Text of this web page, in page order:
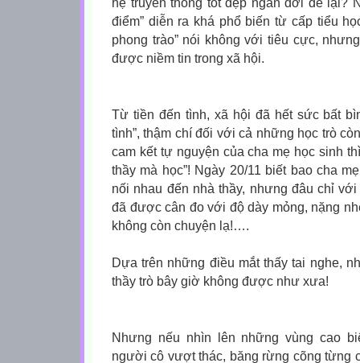
hệ truyền thống tốt đẹp ngàn đời để lại?
điểm” diễn ra khá phổ biến từ cấp tiểu
phong trào” nói không với tiêu cực,
được niềm tin trong xã hội.
Từ tiền đến tình, xã hội đã hết sức bất
tình”, thậm chí đối với cả những học trò
cam kết tự nguyện của cha mẹ học sinh
thầy mà học”! Ngày 20/11 biết bao cha
nối nhau đến nhà thầy, nhưng đâu chỉ
đã được cân đo với độ dày mỏng, nặng
không còn chuyện lạ!….
Dựa trên những điều mắt thấy tai nghe,
thầy trò bây giờ không được như xưa!
Nhưng nếu nhìn lên những vùng cao
người cô vượt thác, băng rừng cõng từng